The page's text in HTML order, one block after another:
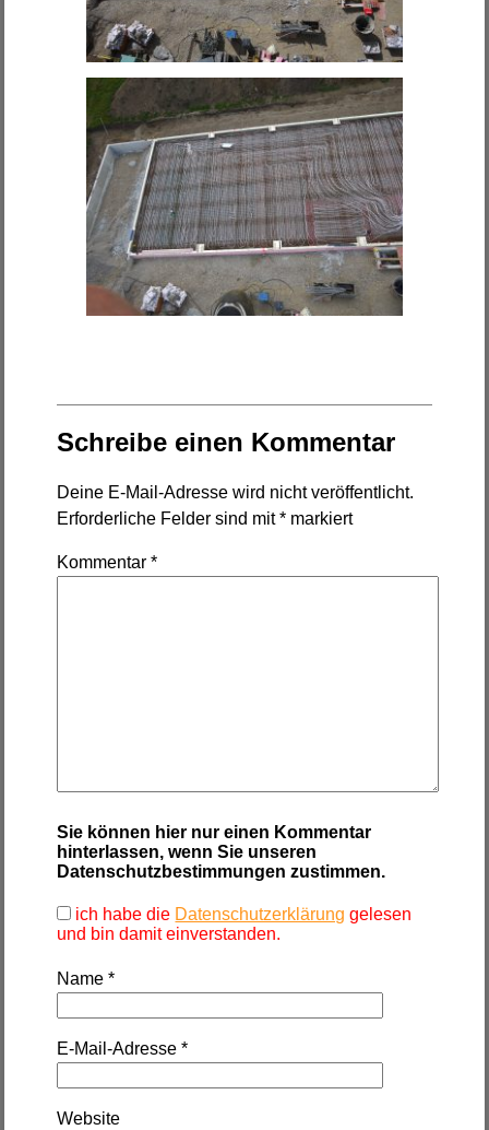
Schreibe einen Kommentar
Deine E-Mail-Adresse wird nicht veröffentlicht.
Erforderliche Felder sind mit* markiert
Kommentar*
Sie können hier nur einen Kommentar
hinterlassen, wenn Sie unseren
Datenschutzbestimmungen zustimmen.
ich habe die Datenschutzerklärung gelesen
und bin damit einverstanden.
Name*
E-Mail-Adresse*
Website